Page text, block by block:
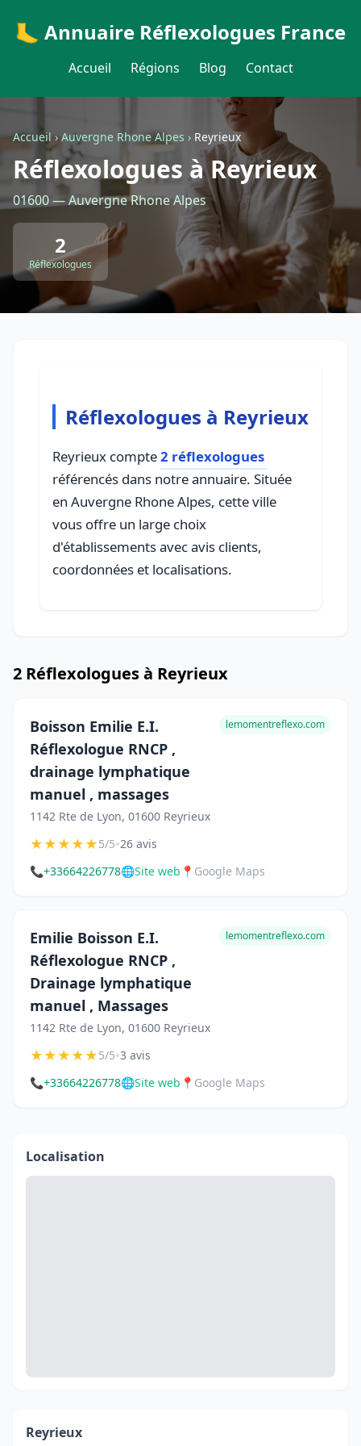
🦶 Annuaire Réflexologues France
Accueil Régions Blog Contact
Accueil›Auvergne Rhone Alpes › Reyrieux
Réflexologues à Reyrieux
01600 — Auvergne Rhone Alpes
2
Réflexologues
Réflexologues à Reyrieux
Reyrieux compte2 réflexologues
référencés dans notre annuaire. Située
en Auvergne Rhone Alpes, cette ville
vous offre un large choix
d'établissements avec avis clients,
coordonnées et localisations.
2 Réflexologues à Reyrieux
Boisson Emilie E.I.
Réflexologue RNCP ,
drainage lymphatique
manuel , massages
1142 Rte de Lyon, 01600 Reyrieux
lemomentreflexo.com
★★★★★5/5•26 avis
📞+33664226778🌐Site web 📍 Google Maps
Emilie Boisson E.I.
Réflexologue RNCP ,
Drainage lymphatique
manuel , Massages
1142 Rte de Lyon, 01600 Reyrieux
lemomentreflexo.com
★★★★★5/5•3 avis
📞+33664226778🌐Site web 📍 Google Maps
Localisation
Reyrieux